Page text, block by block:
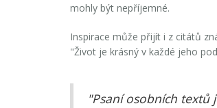
mohly být nepříjemné.
Inspirace může přijít i z citátů
"Život je krásný v každé jeho
"Psaní osobních textů